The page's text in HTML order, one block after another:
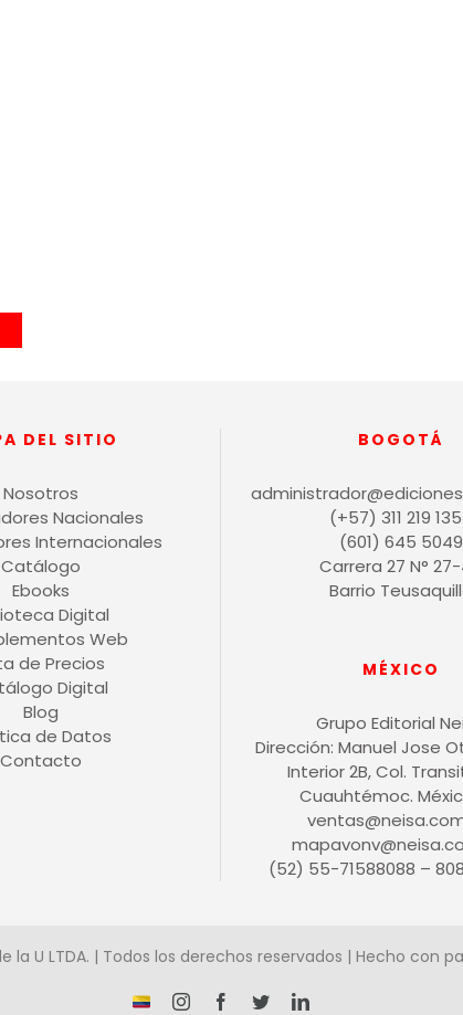
DEL SITIO
Nosotros
Nacionales
Internacionales
Catálogo
Ebooks
Digital
Web
de Precios
Digital
Blog
de Datos
Contacto
BOGOTÁ
(+57) 311 219
(601) 645 5049
Carrera 27 N°
Barrio
MÉXICO
Grupo Editorial
Dirección: Manuel Jose
Interior 2B, Col.
Cuauhtémoc.
(52) 55-71588088 –
la U LTDA. | Todos los derechos reservados | Hecho con
¡Somos InstagramFacebook
X LinkedIn